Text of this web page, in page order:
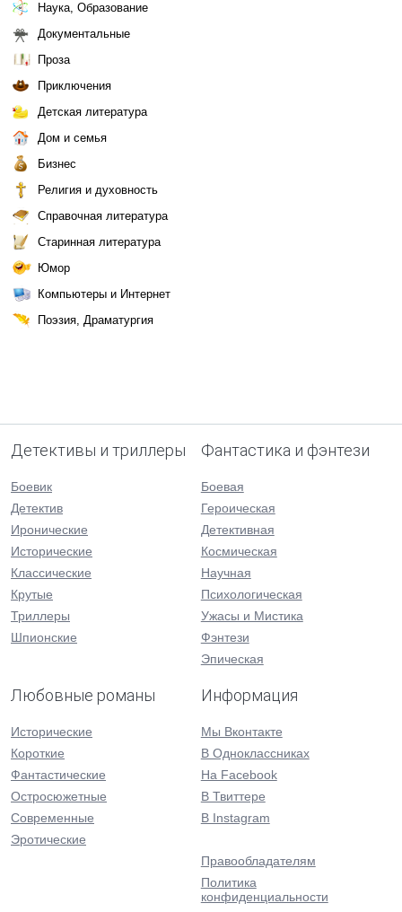
Наука, Образование
Документальные
Проза
Приключения
Детская литература
Дом и семья
Бизнес
Религия и духовность
Справочная литература
Старинная литература
Юмор
Компьютеры и Интернет
Поэзия, Драматургия
Детективы и триллеры
Боевик
Детектив
Иронические
Исторические
Классические
Крутые
Триллеры
Шпионские
Фантастика и фэнтези
Боевая
Героическая
Детективная
Космическая
Научная
Психологическая
Ужасы и Мистика
Фэнтези
Эпическая
Любовные романы
Исторические
Короткие
Фантастические
Остросюжетные
Современные
Эротические
Информация
Мы Вконтакте
В Одноклассниках
На Facebook
В Твиттере
В Instagram
Правообладателям
Политика
конфиденциальности